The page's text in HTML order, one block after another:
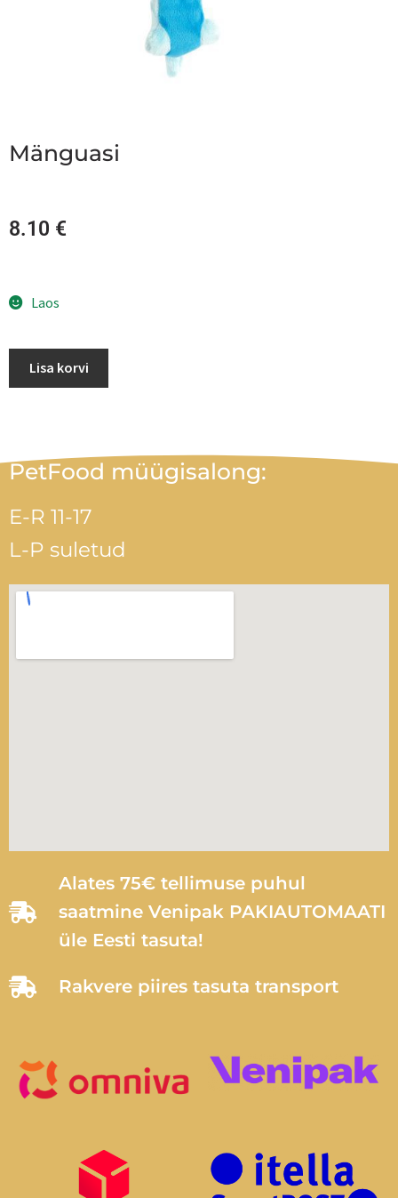
Mänguasi
8.10 €
Laos
Lisa korvi
PetFood müügisalong:
E-R 11-17
L-P suletud
Alates 75€ tellimuse puhul
saatmine Venipak PAKIAUTOMAATI
üle Eesti tasuta!
Rakvere piires tasuta transport